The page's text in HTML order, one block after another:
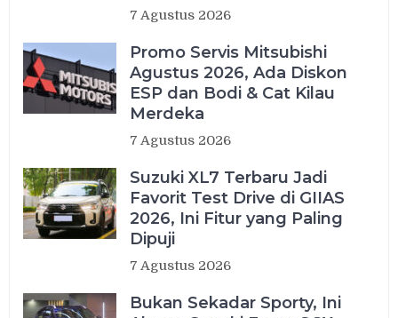
7 Agustus 2026
Promo Servis Mitsubishi
Agustus 2026, Ada Diskon
ESP dan Bodi & Cat Kilau
Merdeka
7 Agustus 2026
Suzuki XL7 Terbaru Jadi
Favorit Test Drive di GIIAS
2026, Ini Fitur yang Paling
Dipuji
7 Agustus 2026
Bukan Sekadar Sporty, Ini